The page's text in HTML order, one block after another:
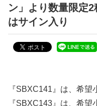
ン」より数量限
はサイン入り
『SBXC141』は、希望
『SBXC143』は、希